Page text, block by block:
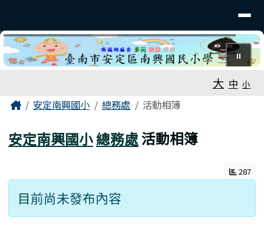
⏸
大 中 小
主內容區域
Home安定南興國小 總務處 活動相簿
安定南興國小總務處活動相簿
287
目前尚未發布內容
頁尾區域